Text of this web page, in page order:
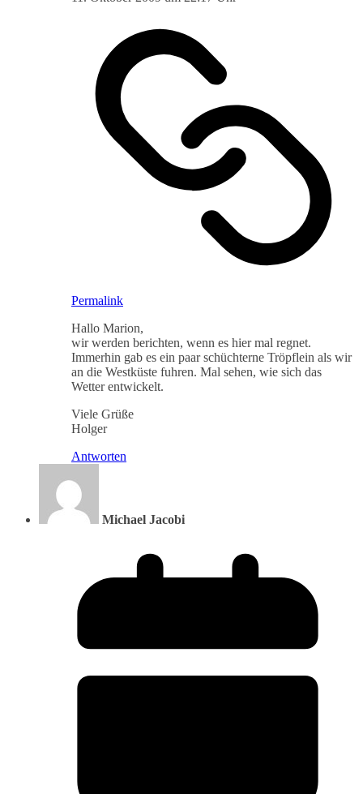
Permalink
Hallo Marion,
wir werden berichten, wenn es hier mal regnet.
Immerhin gab es ein paar schüchterne Tröpflein als wir
an die Westküste fuhren. Mal sehen, wie sich das
Wetter entwickelt.
Viele Grüße
Holger
Antworten
Michael Jacobi